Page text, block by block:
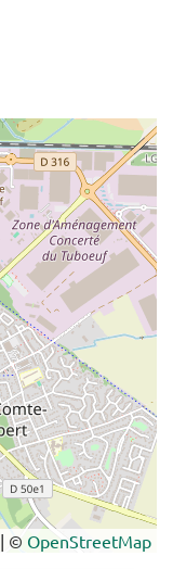
| © OpenStreetMap